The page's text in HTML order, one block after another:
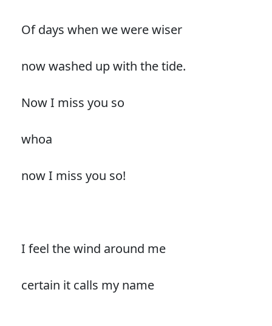
Of days when we were wiser
now washed up with the tide.
Now I miss you so
whoa
now I miss you so!
I feel the wind around me
certain it calls my name